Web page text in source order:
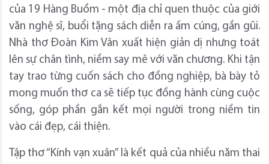
của 19 Hàng Buồm - một địa chỉ quen thuộc của giới
văn nghệ sĩ, buổi tặng sách diễn ra ấm cúng, gần gũi.
Nhà thơ Đoàn Kim Vân xuất hiện giản dị nhưng toát
lên sự chân tình, niềm say mê với văn chương. Khi tận
tay trao từng cuốn sách cho đồng nghiệp, bà bày tỏ
mong muốn thơ ca sẽ tiếp tục đồng hành cùng cuộc
sống, góp phần gắn kết mọi người trong niềm tin
vào cái đẹp, cái thiện.
Tập thơ “Kính vạn xuân” là kết quả của nhiều năm thai